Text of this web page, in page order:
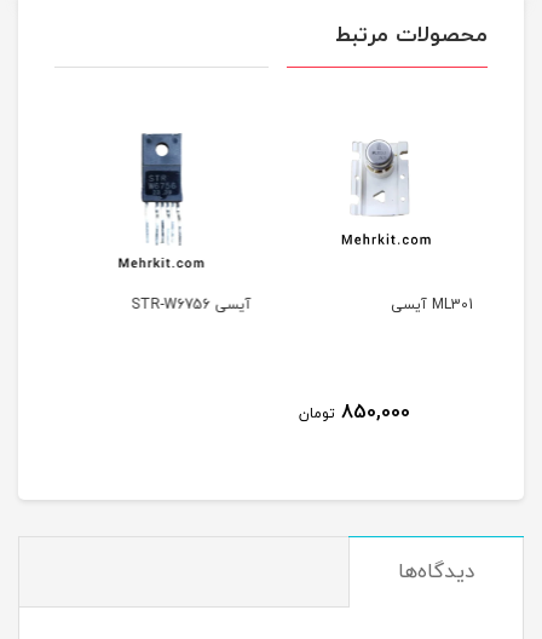
محصولات مرتبط
آیسی STR-W6756 آیسی STR-G6153
دیدگاه‌ها